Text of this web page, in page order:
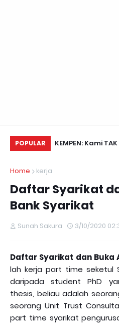
POPULAR
Retreats, KEMPEN: Kami
Home kerja
Daftar Syarikat
Bank Syarikat
Sunah Sakura 3/10/2020
Daftar Syarikat dan Buka
lah kerja part time seketul
daripada student PhD
thesis, beliau adalah
seorang Unit Trust
part time syarikat